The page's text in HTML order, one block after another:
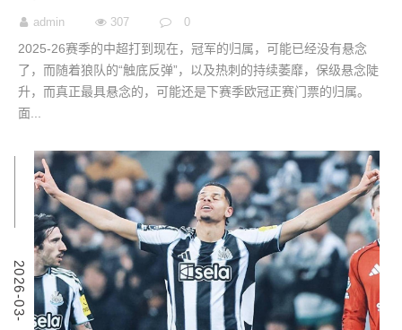
admin 307 0
2025-26赛季的中超打到现在，冠军的归属，可能已经没有悬念
了，而随着狼队的“触底反弹”，以及热刺的持续萎靡，保级悬念陡
升，而真正最具悬念的，可能还是下赛季欧冠正赛门票的归属。
面...
2
0
2
6
-
0
3
-
0